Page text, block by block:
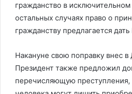
гражданство в
остальных случаях право о
гражданству предлагается
Накануне свою поправку внес
Президент также предложил
перечисляющую преступления,